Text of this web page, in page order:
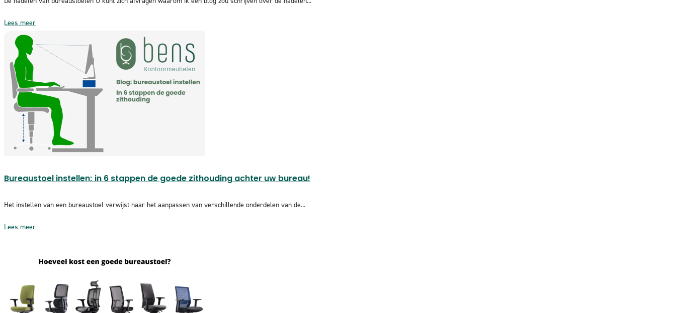
Lees meer
Bureaustoel instellen; in 6 stappen de goede zithouding achter uw bureau!
Het instellen van een bureaustoel verwijst naar het aanpassen van verschillende onderdelen van de...
Lees meer